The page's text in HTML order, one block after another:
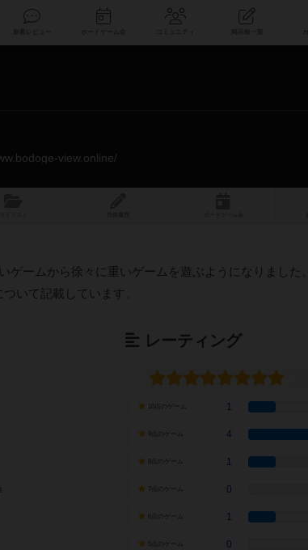
コミュニティ
view.online/
ームから徐々に重いゲームを遊ぶようになりました。
いて記載しています。
レーティング
10点のゲーム 1
9点のゲーム 4
8点のゲーム 1
7点のゲーム 0
6点のゲーム 1
5点のゲーム 0